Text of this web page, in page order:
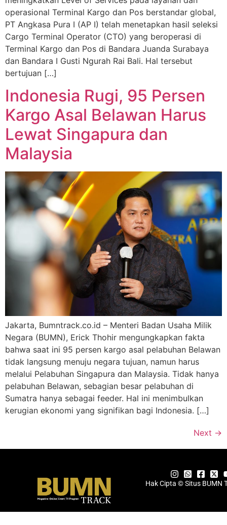
operasional Terminal Kargo dan Pos berstandar global,
PT Angkasa Pura I (AP I) telah menetapkan hasil seleksi
Cargo Terminal Operator (CTO) yang beroperasi di
Terminal Kargo dan Pos di Bandara Juanda Surabaya
dan Bandara I Gusti Ngurah Rai Bali. Hal tersebut
bertujuan […]
Indonesia Rugi, 95 Persen
Kargo Asal Belawan Harus
Lewat Singapura dan
Malaysia
Jakarta, Bumntrack.co.id – Menteri Badan Usaha Milik
Negara (BUMN), Erick Thohir mengungkapkan fakta
bahwa saat ini 95 persen kargo asal pelabuhan Belawan
tidak langsung menuju negara tujuan, namun harus
melalui Pelabuhan Singapura dan Malaysia. Tidak hanya
pelabuhan Belawan, sebagian besar pelabuhan di
Sumatra hanya sebagai feeder. Hal ini menimbulkan
kerugian ekonomi yang signifikan bagi Indonesia. […]
Next →
Hak Cipta © Situs BUMN